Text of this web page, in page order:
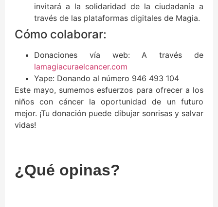
invitará a la solidaridad de la ciudadanía a
través de las plataformas digitales de Magia.
Cómo colaborar:
Donaciones vía web: A través de
lamagiacuraelcancer.com
Yape: Donando al número 946 493 104
Este mayo, sumemos esfuerzos para ofrecer a los
niños con cáncer la oportunidad de un futuro
mejor. ¡Tu donación puede dibujar sonrisas y salvar
vidas!
¿Qué opinas?